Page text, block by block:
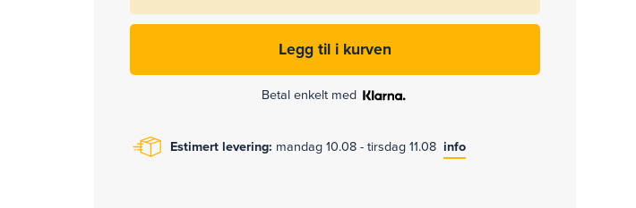
Betal enkelt med
Estimert levering: mandag 10.08 - tirsdag 11.08 info